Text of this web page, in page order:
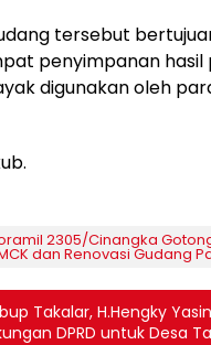
tersebut
penyimpanan hasil
digunakan oleh
2305/Cinangka
dan Renovasi Gudang
Takalar, H.Hengky
DPRD untuk Desa